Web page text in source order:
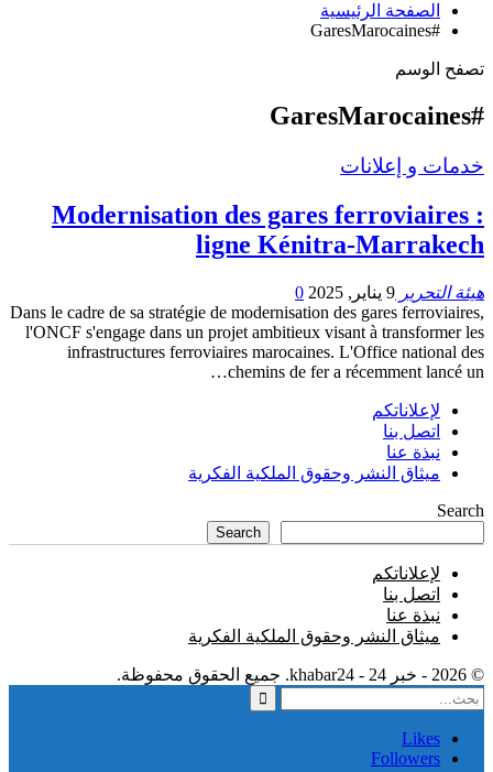
الصفحة الرئيسية
#GaresMarocaines
تصفح الوسم
#GaresMarocaines
خدمات و إعلانات
Modernisation des gares ferroviaires :
ligne Kénitra-Marrakech
هيئة التحرير 9 يناير, 2025
0
Dans le cadre de sa stratégie de modernisation des gares ferroviaires,
l'ONCF s'engage dans un projet ambitieux visant à transformer les
infrastructures ferroviaires marocaines. L'Office national des
chemins de fer a récemment lancé un…
لإعلاناتكم
اتصل بنا
نبذة عنا
ميثاق النشر وحقوق الملكية الفكرية
Search
Search
لإعلاناتكم
اتصل بنا
نبذة عنا
ميثاق النشر وحقوق الملكية الفكرية
© 2026 - خبر 24 - khabar24. جميع الحقوق محفوظة.
Likes
Followers